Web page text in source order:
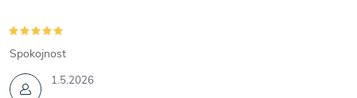
1.5.2026
Spokojnost